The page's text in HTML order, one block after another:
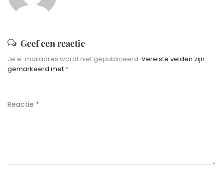
Geef een reactie
Je e-mailadres wordt niet gepubliceerd. Vereiste velden zijn
gemarkeerd met *
Reactie *